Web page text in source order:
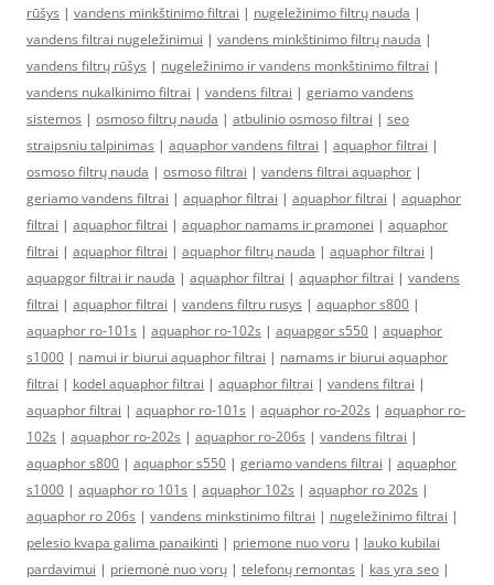
rūšys | vandens minkštinimo filtrai | nugeležinimo filtrų nauda |
vandens filtrai nugeležinimui | vandens minkštinimo filtrų nauda |
vandens filtrų rūšys | nugeležinimo ir vandens monkštinimo filtrai |
vandens nukalkinimo filtrai | vandens filtrai | geriamo vandens
sistemos | osmoso filtrų nauda | atbulinio osmoso filtrai | seo
straipsniu talpinimas | aquaphor vandens filtrai | aquaphor filtrai |
osmoso filtrų nauda | osmoso filtrai | vandens filtrai aquaphor |
geriamo vandens filtrai | aquaphor filtrai | aquaphor filtrai | aquaphor
filtrai | aquaphor filtrai | aquaphor namams ir pramonei | aquaphor
filtrai | aquaphor filtrai | aquaphor filtrų nauda | aquaphor filtrai |
aquapgor filtrai ir nauda | aquaphor filtrai | aquaphor filtrai | vandens
filtrai | aquaphor filtrai | vandens filtru rusys | aquaphor s800 |
aquaphor ro-101s | aquaphor ro-102s | aquapgor s550 | aquaphor
s1000 | namui ir biurui aquaphor filtrai | namams ir biurui aquaphor
filtrai | kodel aquaphor filtrai | aquaphor filtrai | vandens filtrai |
aquaphor filtrai | aquaphor ro-101s | aquaphor ro-202s | aquaphor ro-
102s | aquaphor ro-202s | aquaphor ro-206s | vandens filtrai |
aquaphor s800 | aquaphor s550 | geriamo vandens filtrai | aquaphor
s1000 | aquaphor ro 101s | aquaphor 102s | aquaphor ro 202s |
aquaphor ro 206s | vandens minkstinimo filtrai | nugeležinimo filtrai |
pelesio kvapa galima panaikinti | priemone nuo voru | lauko kubilai
pardavimui | priemonė nuo vorų | telefonų remontas | kas yra seo |